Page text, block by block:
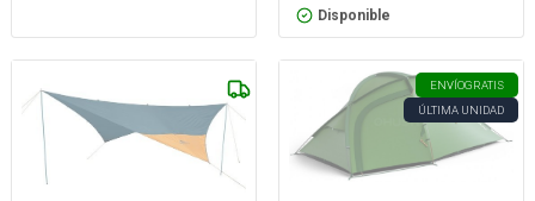
Disponible
ENVÍOGRATIS
ÚLTIMA UNIDAD